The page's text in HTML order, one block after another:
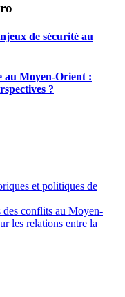
de sécurité au
au Moyen-Orient :
?
et politiques de
des conflits au Moyen-
les relations entre la